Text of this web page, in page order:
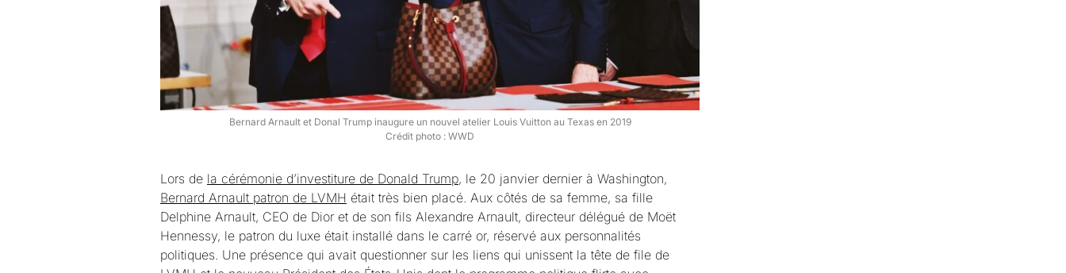
Bernard Arnault et Donal Trump inaugure un nouvel atelier Louis Vuitton au Texas en 2019
Crédit photo : WWD
Lors de la cérémonie d’investiture de Donald Trump, le 20 janvier dernier à Washington,
Bernard Arnault patron de LVMH était très bien placé. Aux côtés de sa femme, sa fille
Delphine Arnault, CEO de Dior et de son fils Alexandre Arnault, directeur délégué de Moët
Hennessy, le patron du luxe était installé dans le carré or, réservé aux personnalités
politiques. Une présence qui avait questionner sur les liens qui unissent la tête de file de